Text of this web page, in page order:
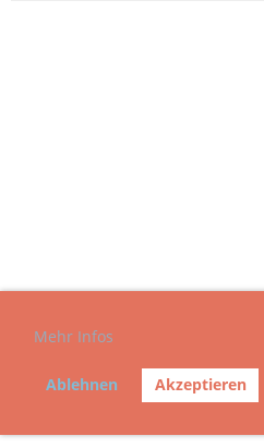
Mehr Infos
Ablehnen Akzeptieren